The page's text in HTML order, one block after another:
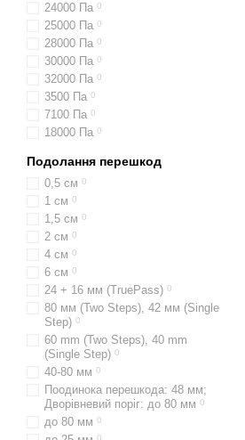
24000 Па 0
25000 Па 0
28000 Па 0
30000 Па 0
32000 Па 0
3500 Па 0
7100 Па 0
18000 Па 0
Подолання перешкод
0,5 см 0
1 см 0
1,5 см 0
2 см 0
4 см 0
6 см 0
24 + 16 мм (TruePass) 0
80 мм (Two Steps), 42 мм (Single
Step) 0
60 mm (Two Steps), 40 mm
(Single Step) 0
40-80 мм 0
Поодинока перешкода: 48 мм;
Дворівневий поріг: до 80 мм 0
до 80 мм 0
0